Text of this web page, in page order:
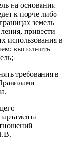
на основании
к порче либо
земель,
привести
использования в
выполнить
требования в